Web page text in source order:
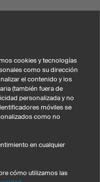
Cookies y seguimiento
de venta
cookies y tecnologías
como su dirección
el contenido y los
(también fuera de
personalizada y no
móviles se
como no
en cualquier
cómo utilizamos las